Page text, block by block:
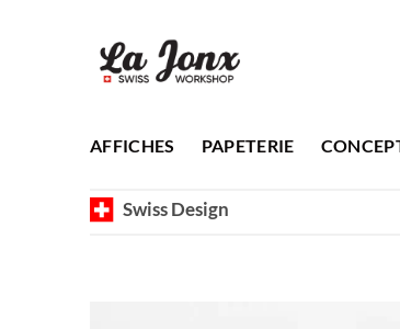
AFFICHES PAPETERIE
Swiss Design